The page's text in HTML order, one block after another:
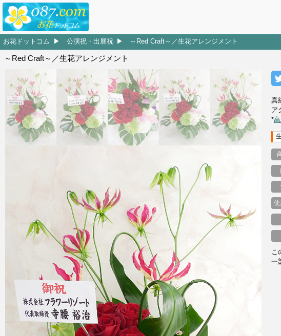
お花ドットコム 公演祝・出展祝 ～Red Craft～／生花アレンジメント
～Red Craft～／生花アレンジメント
真
ア
*
使
こ
一